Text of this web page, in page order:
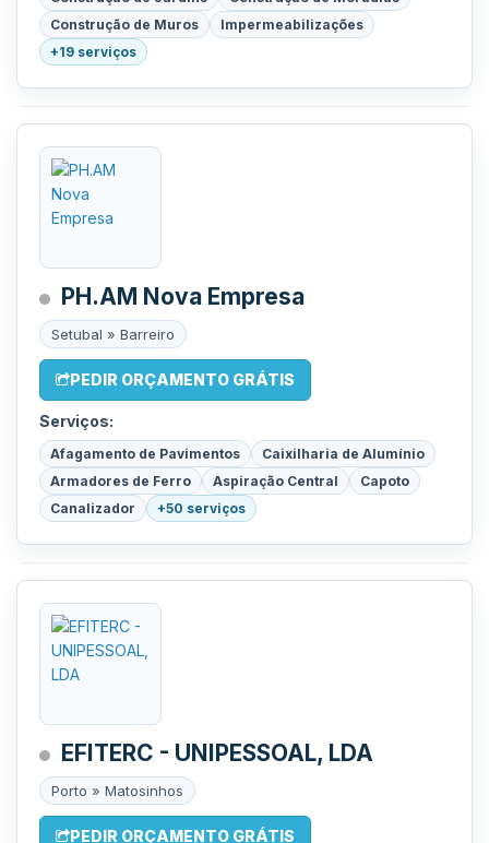
Construção de Muros
Impermeabilizações
+19 serviços
PH.AM Nova Empresa
Setubal » Barreiro
PEDIR ORÇAMENTO GRÁTIS
Serviços:
Afagamento de Pavimentos
Caixilharia de Alumínio
Armadores de Ferro
Aspiração Central
Capoto
Canalizador
+50 serviços
EFITERC - UNIPESSOAL, LDA
Porto » Matosinhos
PEDIR ORÇAMENTO GRÁTIS